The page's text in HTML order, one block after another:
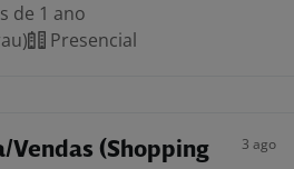
de 1 ano
Presencial
Vendas (Shopping
3 ago